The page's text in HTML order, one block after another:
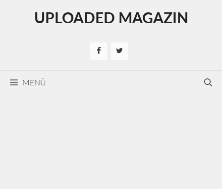
UPLOADED MAGAZIN
MENÜ